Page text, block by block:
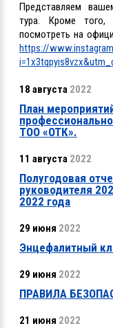
Представляем
тура. Кроме
посмотреть на
https://
18 августа 2022
План
ТОО «ОТК».
11 августа 2022
Полугодовая
руководителя
2022 года
29 июня 2022
Энцефалитный
29 июня 2022
ПРАВИЛА
21 июня 2022